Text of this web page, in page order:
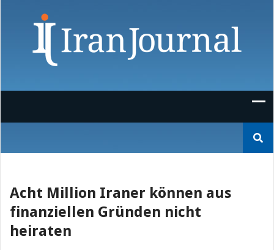
nach:
Acht Million Iraner können aus
finanziellen Gründen nicht
heiraten